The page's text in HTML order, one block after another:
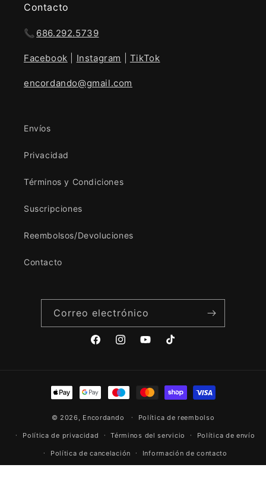
Contacto
📞 686.292.5739
Facebook Instagram TikTok
encordando@gmail.com
Envíos
Privacidad
Términos y Condiciones
Suscripciones
Reembolsos/Devoluciones
Contacto
Correo electrónico
FacebookInstagramYouTubeTikTok
Formas
de
pago
© 2026, Encordando Política de reembolso
Política de privacidad Términos del servicio Política de envío
Política de cancelación Información de contacto